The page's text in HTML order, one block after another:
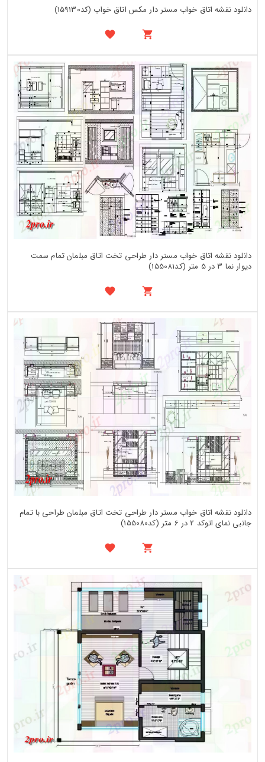
دانلود نقشه اتاق خواب مستر دار مکس اتاق خواب (کد159130)
دانلود نقشه اتاق خواب مستر دار طراحی تخت اتاق مبلمان تمام سمت
دیوار نما 3 در 5 متر (کد155081)
دانلود نقشه اتاق خواب مستر دار طراحی تخت اتاق مبلمان طراحی با تمام
جانبی نمای اتوکد 2 در 6 متر (کد155080)